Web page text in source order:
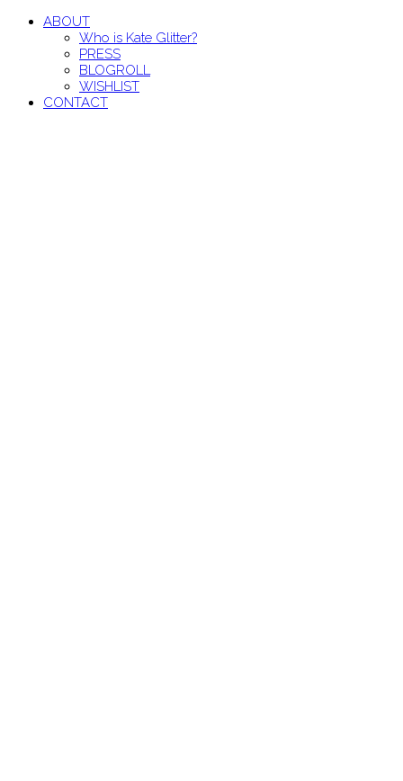
ABOUT
Who is Kate Glitter?
PRESS
BLOGROLL
WISHLIST
CONTACT